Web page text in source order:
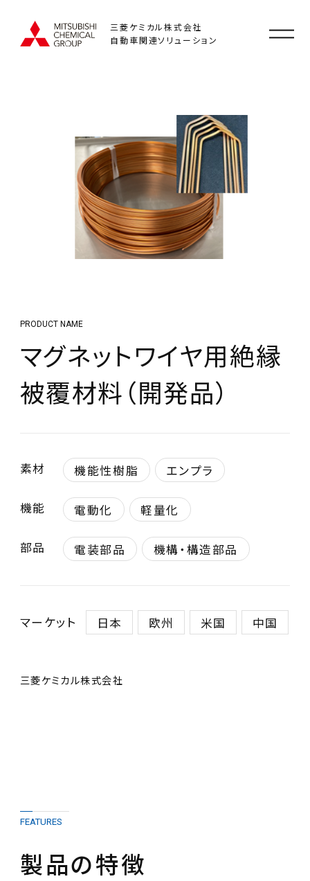
三菱ケミカル株式会社
自動車関連ソリューション
PRODUCT NAME
マグネットワイヤ用絶縁
被覆材料（開発品）
素材 機能性樹脂 エンプラ
機能 電動化 軽量化
部品 電装部品 機構・構造部品
マーケット 日本 欧州 米国 中国
三菱ケミカル株式会社
FEATURES
製品の特徴